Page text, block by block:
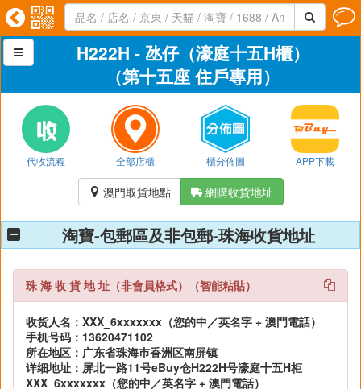
   

H222H - 氹仔（濠庭十五H櫃）
（第十五座 住戶專用）
代收流程 全部店櫃 櫃分佈圖 APP下載
 澳門取貨地點 網購收貨地址
淘寶-包郵區及非包郵-珠海收貨地址
珠 海 收 貨 地 址（非會員格式）（智能粘貼） 